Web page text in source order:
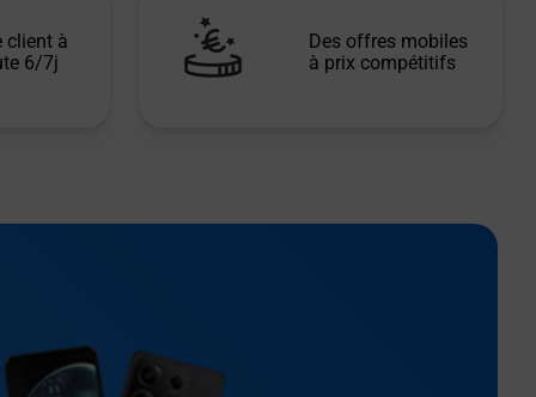
client à
6/7j
Des offres mobiles
à prix compétitifs